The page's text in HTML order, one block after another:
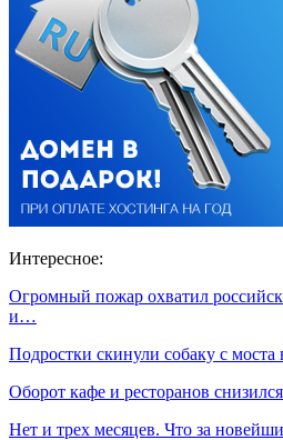
Интересное:
Огромный пожар охватил
и…
Подростки скинули собаку с моста
Оборот кафе и ресторанов
Нет и трех месяцев. Что за